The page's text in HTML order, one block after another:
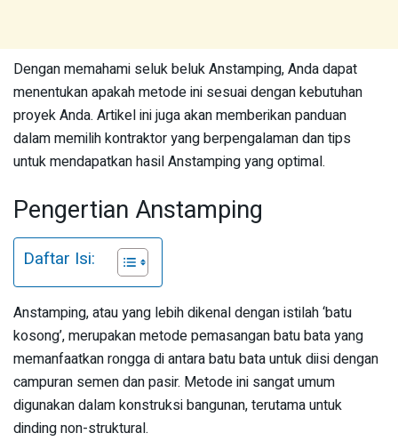
Dengan memahami seluk beluk Anstamping, Anda dapat
menentukan apakah metode ini sesuai dengan kebutuhan
proyek Anda. Artikel ini juga akan memberikan panduan
dalam memilih kontraktor yang berpengalaman dan tips
untuk mendapatkan hasil Anstamping yang optimal.
Pengertian Anstamping
Daftar Isi:
Anstamping, atau yang lebih dikenal dengan istilah ‘batu
kosong’, merupakan metode pemasangan batu bata yang
memanfaatkan rongga di antara batu bata untuk diisi dengan
campuran semen dan pasir. Metode ini sangat umum
digunakan dalam konstruksi bangunan, terutama untuk
dinding non-struktural.